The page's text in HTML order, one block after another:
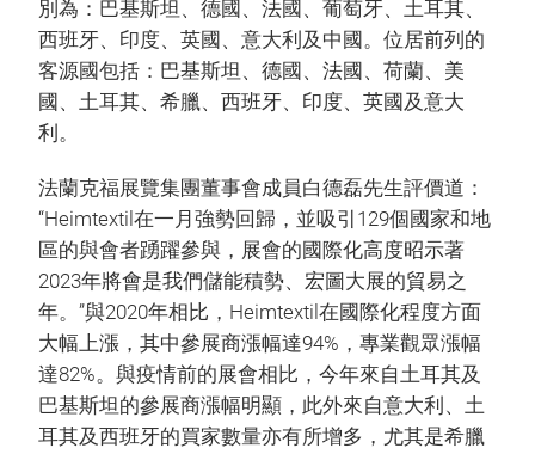
別為：巴基斯坦、德國、法國、葡萄牙、土耳其、
西班牙、印度、英國、意大利及中國。位居前列的
客源國包括：巴基斯坦、德國、法國、荷蘭、美
國、土耳其、希臘、西班牙、印度、英國及意大
利。
法蘭克福展覽集團董事會成員白德磊先生評價道：
“Heimtextil在一月強勢回歸，並吸引129個國家和地
區的與會者踴躍參與，展會的國際化高度昭示著
2023年將會是我們儲能積勢、宏圖大展的貿易之
年。”與2020年相比，Heimtextil在國際化程度方面
大幅上漲，其中參展商漲幅達94%，專業觀眾漲幅
達82%。與疫情前的展會相比，今年來自土耳其及
巴基斯坦的參展商漲幅明顯，此外來自意大利、土
耳其及西班牙的買家數量亦有所增多，尤其是希臘